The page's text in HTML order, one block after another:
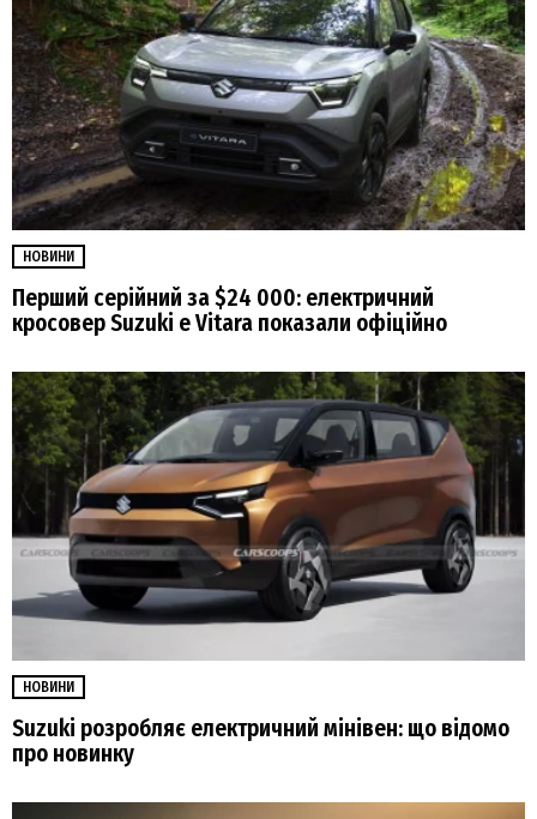
НОВИНИ
Перший серійний за $24 000: електричний
кросовер Suzuki e Vitara показали офіційно
НОВИНИ
Suzuki розробляє електричний мінівен: що відомо
про новинку